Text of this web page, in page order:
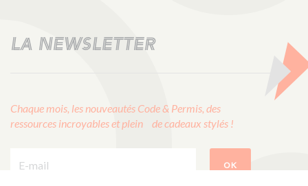
LA NEWSLETTER
Chaque mois, les nouveautés Code & Permis, des
ressources incroyables et plein de cadeaux stylés !
OK